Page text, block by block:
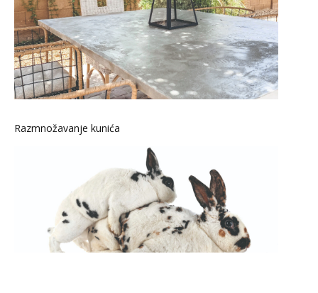
Razmnožavanje kunića